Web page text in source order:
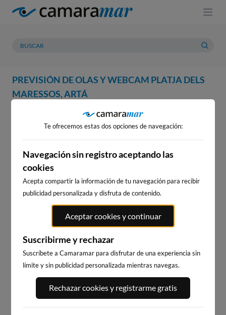
PREVISIÓN DE OLAS Y WEBCAM PLATJA DELS
MARESSOS, ARTÁ
PREVISIÓN METEOROLOGÍA
WEBCAM PLATJA DELS
MARESSOS, ARTÁ
WEBCAMS CERCANAS
PORT ANDRATX
81km · Andratx
PLAYA DE SITGES
0.1 m CHOPI
Te ofrecemos estas dos opciones de navegación:
Navegación sin registro aceptando las
cookies
Acepta compartir la información de tu navegación para recibir
publicidad personalizada y disfruta de contenido.
Aceptar cookies y continuar
Suscribirme y rechazar
Suscríbete a Camaramar para disfrutar de una experiencia sin
límite y sin publicidad personalizada mientras navegas.
Rechazar cookies y registrarme gratis